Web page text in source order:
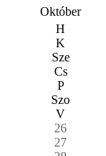
Október
H
K
Sze
Cs
P
Szo
V
26
27